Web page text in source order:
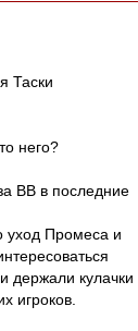
Таски
него?
ВВ в последние
уход Промеса и
держали кулачки
игроков.